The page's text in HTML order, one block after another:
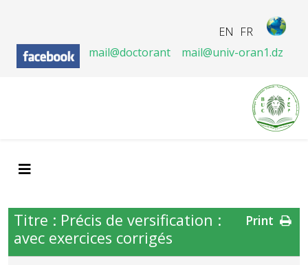
FR
EN
mail@doctorant
mail@univ-oran1.dz
Titre : Précis de versification :
avec exercices corrigés